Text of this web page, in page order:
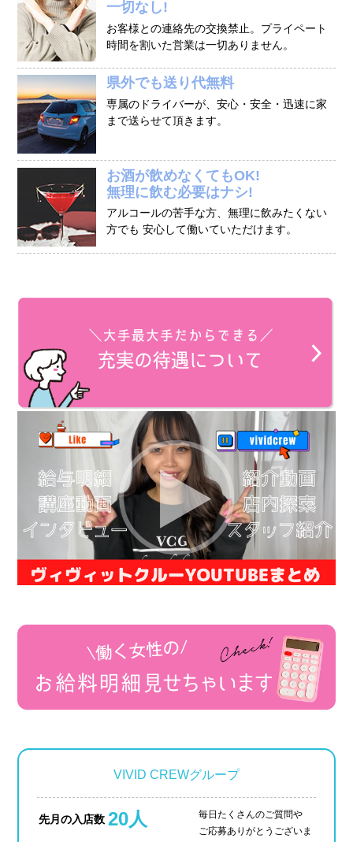
一切なし!
お客様との連絡先の交換禁止。プライペート
時間を割いた営業は一切ありません。
県外でも送り代無料
専属のドライバーが、安心・安全・迅速に家
まで送らせて頂きます。
お酒が飲めなくてもOK!
無理に飲む必要はナシ!
アルコールの苦手な方、無理に飲みたくない
方でも 安心して働いていただけます。
VIVID CREWグループ
先月の入店数 20人
毎日たくさんのご質問や
ご応募ありがとうございま